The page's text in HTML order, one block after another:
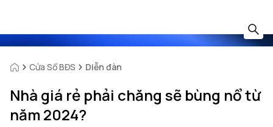
Cửa Sổ BĐS Diễn đàn
Nhà giá rẻ phải chăng sẽ bùng nổ từ
năm 2024?